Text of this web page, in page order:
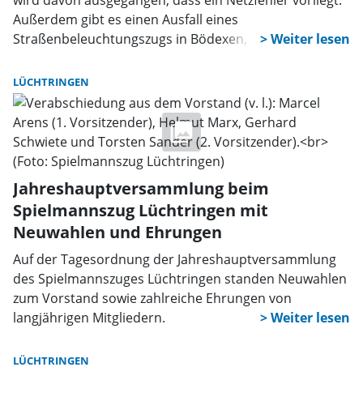
Außerdem gibt es einen Ausfall eines
Straßenbeleuchtungszugs in Bödexen, Zur Ölmühle.
LÜCHTRINGEN
Jahreshauptversammlung beim
Spielmannszug Lüchtringen mit
Neuwahlen und Ehrungen
Auf der Tagesordnung der Jahreshauptversammlung
des Spielmannszuges Lüchtringen standen Neuwahlen
zum Vorstand sowie zahlreiche Ehrungen von
langjährigen Mitgliedern.
LÜCHTRINGEN